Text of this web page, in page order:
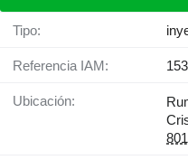
Tipo:
Referencia IAM:
Ubicación: